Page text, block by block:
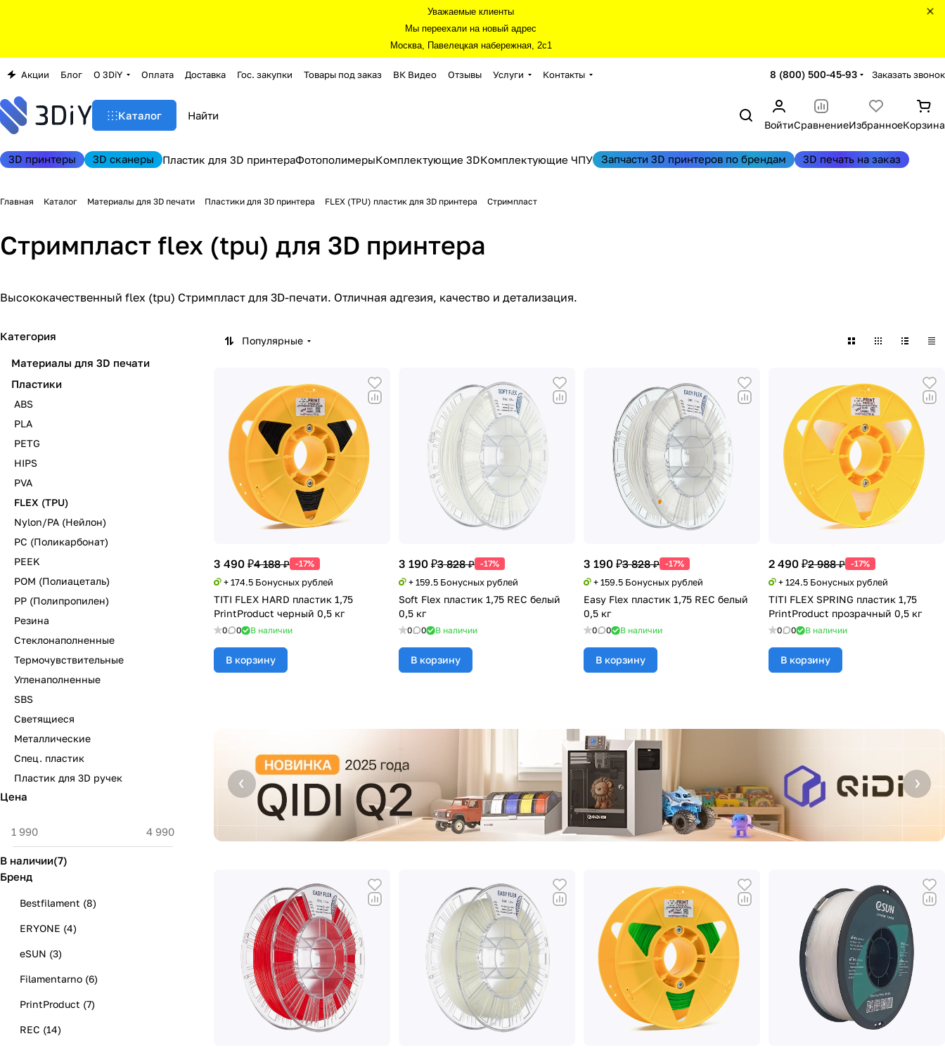
Уважаемые клиенты
Мы переехали на новый адрес
Москва, Павелецкая набережная, 2с1
Акции Блог О 3DiY Оплата Доставка Гос. закупки Товары под заказ ВК Видео Отзывы Услуги Контакты 8 (800) 500-45-93 Заказать звонок
Каталог
ВойтиСравнениеИзбранноеКорзина
3D принтеры 3D сканеры Пластик для 3D принтераФотополимерыКомплектующие 3DКомплектующие ЧПУ Запчасти 3D принтеров по брендам 3D печать на заказ
Главная Каталог Материалы для 3D печати Пластики для 3D принтера FLEX (TPU) пластик для 3D принтера Стримпласт
Стримпласт flex (tpu) для 3D принтера
Высококачественный flex (tpu) Стримпласт для 3D-печати. Отличная адгезия, качество и детализация.
Популярные
3 490 ₽4 188 ₽ -17%
+ 174.5 Бонусных рублей
TITI FLEX HARD пластик 1,75
PrintProduct черный 0,5 кг
0 0 В наличии
В корзину
3 190 ₽3 828 ₽ -17%
+ 159.5 Бонусных рублей
Soft Flex пластик 1,75 REC белый
0,5 кг
0 0 В наличии
В корзину
3 190 ₽3 828 ₽ -17%
+ 159.5 Бонусных рублей
Easy Flex пластик 1,75 REC белый
0,5 кг
0 0 В наличии
В корзину
2 490 ₽2 988 ₽ -17%
+ 124.5 Бонусных рублей
TITI FLEX SPRING пластик 1,75
PrintProduct прозрачный 0,5 кг
0 0 В наличии
В корзину
Категория
Материалы для 3D печати
Пластики
ABS
PLA
PETG
HIPS
PVA
FLEX (TPU)
Nylon/PA (Нейлон)
PC (Поликарбонат)
PEEK
POM (Полиацеталь)
PP (Полипропилен)
Резина
Стеклонаполненные
Термочувствительные
Угленаполненные
SBS
Светящиеся
Металлические
Спец. пластик
Пластик для 3D ручек
Цена
В наличии(7)
Бренд
Bestfilament (8)
ERYONE (4)
eSUN (3)
Filamentarno (6)
PrintProduct (7)
REC (14)